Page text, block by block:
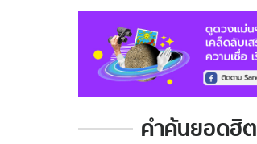
คำค้นยอดฮิต